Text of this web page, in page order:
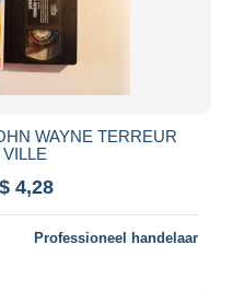
WAYNE TERREUR
4,28
Professioneel handelaar